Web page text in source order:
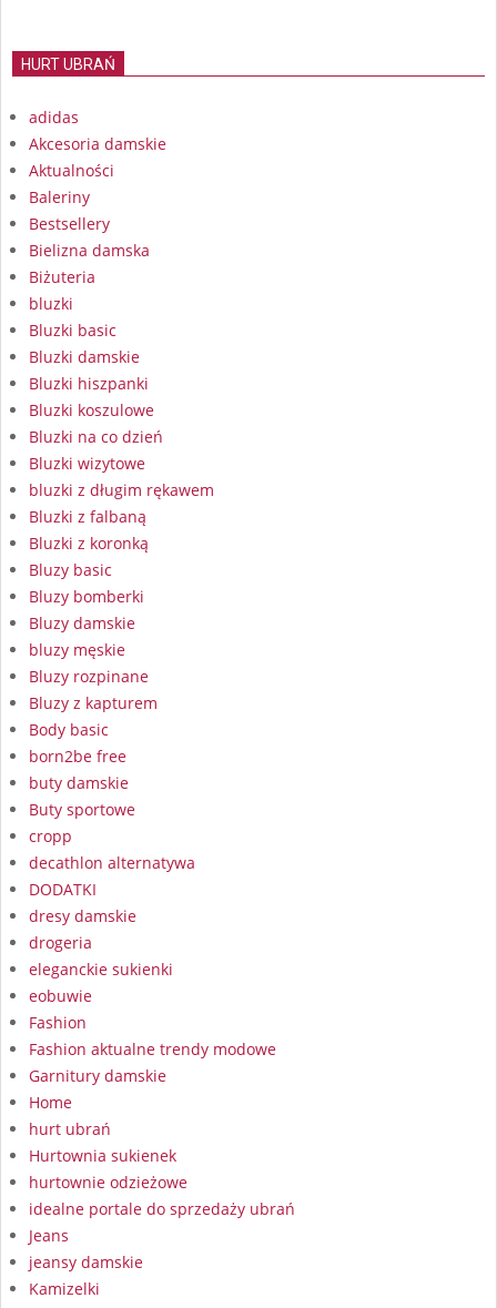
HURT UBRAŃ
adidas
Akcesoria damskie
Aktualności
Baleriny
Bestsellery
Bielizna damska
Biżuteria
bluzki
Bluzki basic
Bluzki damskie
Bluzki hiszpanki
Bluzki koszulowe
Bluzki na co dzień
Bluzki wizytowe
bluzki z długim rękawem
Bluzki z falbaną
Bluzki z koronką
Bluzy basic
Bluzy bomberki
Bluzy damskie
bluzy męskie
Bluzy rozpinane
Bluzy z kapturem
Body basic
born2be free
buty damskie
Buty sportowe
cropp
decathlon alternatywa
DODATKI
dresy damskie
drogeria
eleganckie sukienki
eobuwie
Fashion
Fashion aktualne trendy modowe
Garnitury damskie
Home
hurt ubrań
Hurtownia sukienek
hurtownie odzieżowe
idealne portale do sprzedaży ubrań
Jeans
jeansy damskie
Kamizelki